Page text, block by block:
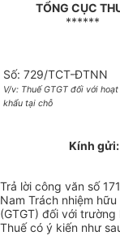
TỔNG CỤC
******
Số: 729/TCT-ĐTNN
V/v: Thuế GTGT đối với
khẩu tại chỗ
Kính gửi:
Trả lời công văn số
Nam Trách nhiệm
(GTGT) đối với
Thuế có ý kiến như